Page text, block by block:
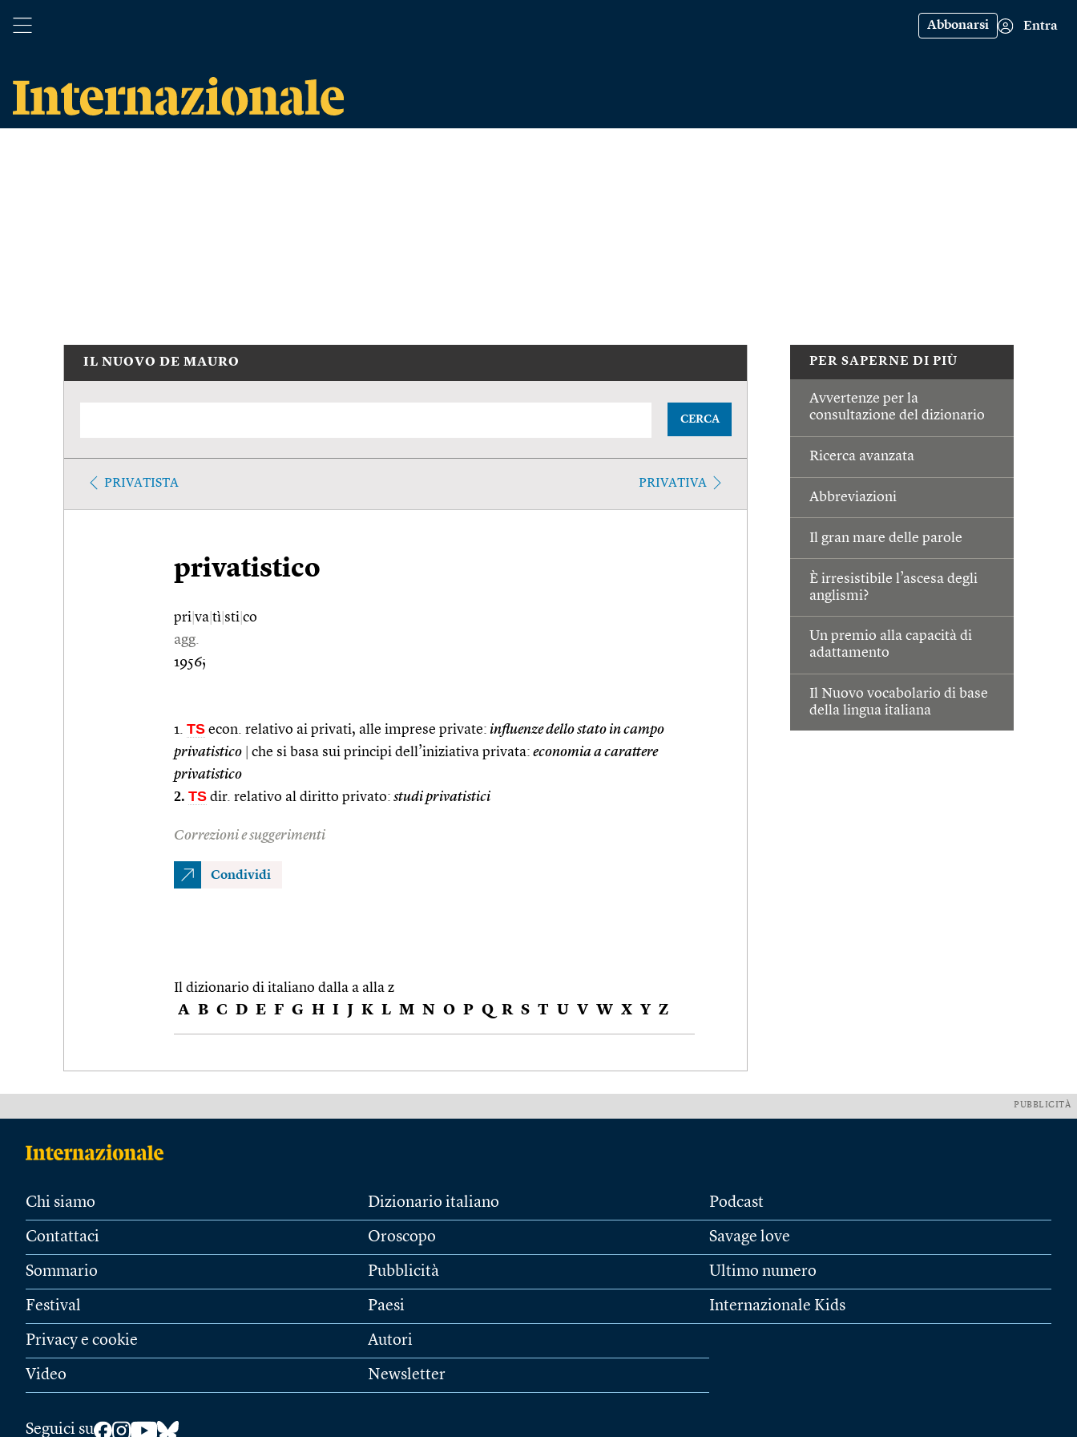
Abbonarsi Entra
PER SAPERNE DI PIÙ
Avvertenze per la
consultazione del dizionario
Ricerca avanzata
Abbreviazioni
Il gran mare delle parole
È irresistibile l’ascesa degli
anglismi?
Un premio alla capacità di
adattamento
Il Nuovo vocabolario di base
della lingua italiana
IL NUOVO DE MAURO
CERCA
PRIVATISTA PRIVATIVA
privatistico
pri va tì sti co
agg.
1956;
1. TS econ. relativo ai privati, alle imprese private: influenze dello stato in campo
privatistico
che si basa sui principi dell’iniziativa privata: economia a carattere
privatistico
2. TS dir. relativo al diritto privato: studi privatistici
Correzioni e suggerimenti
Condividi
Il dizionario di italiano dalla a alla z
A B C D E F G H I J K L M N O P Q R S T U V W X Y Z
PUBBLICITÀ
Chi siamo
Contattaci
Sommario
Festival
Privacy e cookie
Video
Dizionario italiano
Oroscopo
Pubblicità
Paesi
Autori
Newsletter
Podcast
Savage love
Ultimo numero
Internazionale Kids
Seguici su